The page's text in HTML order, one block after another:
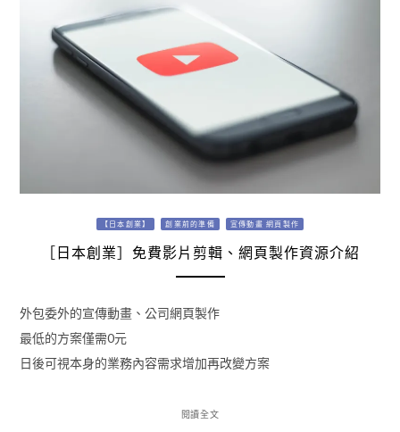
【日本創業】 創業前的準備 宣傳動畫 網頁製作
［日本創業］免費影片剪輯、網頁製作資源介紹
外包委外的宣傳動畫、公司網頁製作
最低的方案僅需0元
日後可視本身的業務內容需求增加再改變方案
閱讀全文